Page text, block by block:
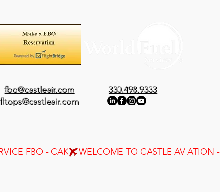
fbo@castleair.com
fltops@castleair.com
330.498.9333